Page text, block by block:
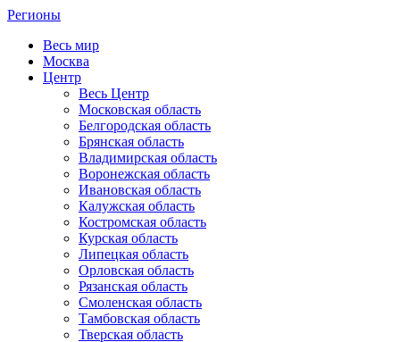
Регионы
Весь мир
Москва
Центр
Весь Центр
Московская область
Белгородская область
Брянская область
Владимирская область
Воронежская область
Ивановская область
Калужская область
Костромская область
Курская область
Липецкая область
Орловская область
Рязанская область
Смоленская область
Тамбовская область
Тверская область